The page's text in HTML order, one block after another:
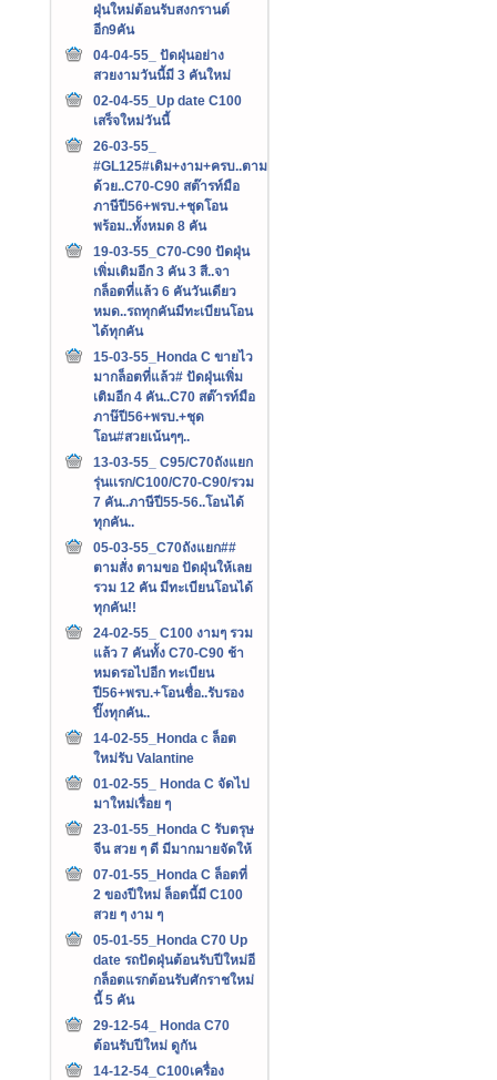
ฝุ่นใหม่ต้อนรับสงกรานต์
อีก9คัน
04-04-55_ ปัดฝุ่นอย่าง
สวยงามวันนี้มี 3 คันใหม่
02-04-55_Up date C100
เสร็จใหม่วันนี้
26-03-55_
#GL125#เดิม+งาม+ครบ..ตาม
ด้วย..C70-C90 สต๊ารท์มือ
ภาษีปี56+พรบ.+ชุดโอน
พร้อม..ทั้งหมด 8 คัน
19-03-55_C70-C90 ปัดฝุ่น
เพิ่มเติมอีก 3 คัน 3 สี..จา
กล็อตที่แล้ว 6 คันวันเดียว
หมด..รถทุกคันมีทะเบียนโอน
ได้ทุกคัน
15-03-55_Honda C ขายไว
มากล็อตที่แล้ว# ปัดฝุ่นเพิ่ม
เติมอีก 4 คัน..C70 สต๊ารท์มือ
ภาษ๊ปี56+พรบ.+ชุด
โอน#สวยเน้นๆๆ..
13-03-55_ C95/C70ถังแยก
รุ่นเเรก/C100/C70-C90/รวม
7 คัน..ภาษีปี55-56..โอนได้
ทุกคัน..
05-03-55_C70ถังแยก##
ตามสั่ง ตามขอ ปัดฝุ่นให้เลย
รวม 12 คัน มีทะเบียนโอนได้
ทุกคัน!!
24-02-55_ C100 งามๆ รวม
แล้ว 7 คันทั้ง C70-C90 ช้า
หมดรอไปอีก ทะเบียน
ปี56+พรบ.+โอนชื่อ..รับรอง
ปิ๊งทุกคัน..
14-02-55_Honda c ล็อต
ใหม่รับ Valantine
01-02-55_ Honda C จัดไป
มาใหม่เรื่อย ๆ
23-01-55_Honda C รับตรุษ
จีน สวย ๆ ดี มีมากมายจัดให้
07-01-55_Honda C ล็อตที่
2 ของปีใหม่ ล็อตนี้มี C100
สวย ๆ งาม ๆ
05-01-55_Honda C70 Up
date รถปัดฝุ่นต้อนรับปีใหม่อี
กล็อตแรกต้อนรับศักราชใหม่
นี้ 5 คัน
29-12-54_ Honda C70
ต้อนรับปีใหม่ ดูกัน
14-12-54_C100เครื่อง